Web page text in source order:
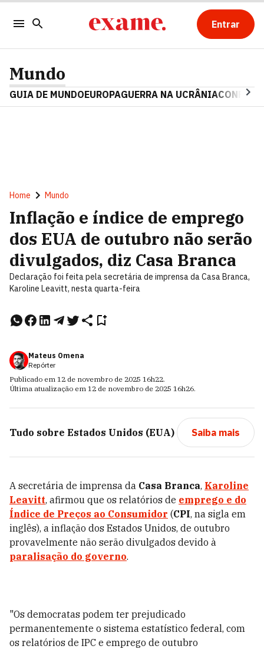
Entrar
Mundo
GUIA DE MUNDOEUROPAGUERRA NA UCRÂNIA
Home Mundo
Inflação e índice de emprego
dos EUA de outubro não serão
divulgados, diz Casa Branca
Declaração foi feita pela secretária de imprensa da Casa Branca,
Karoline Leavitt, nesta quarta-feira
Mateus Omena
Repórter
Publicado em 12 de novembro de 2025 16h22.
Última atualização em 12 de novembro de 2025 16h26.
Tudo sobre Estados Unidos (EUA) Saiba mais
A secretária de imprensa da Casa Branca, Karoline
Leavitt, afirmou que os relatórios de emprego e do
Índice de Preços ao Consumidor (CPI, na sigla em
inglês), a inflação dos Estados Unidos, de outubro
provavelmente não serão divulgados devido à
paralisação do governo.
"Os democratas podem ter prejudicado
permanentemente o sistema estatístico federal, com
os relatórios de IPC e emprego de outubro